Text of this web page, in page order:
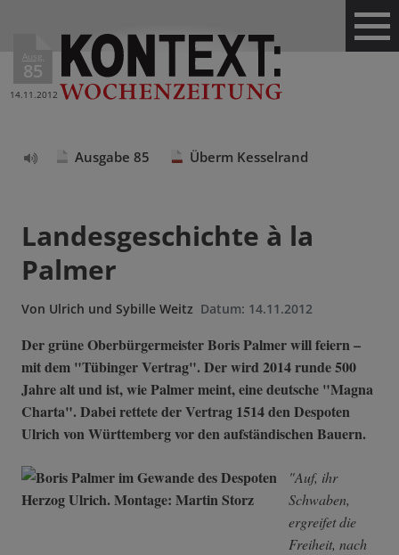
Ausg.
85
14.11.2012
Ausgabe 85 Überm Kesselrand
Landesgeschichte à la
Palmer
Von Ulrich und Sybille Weitz Datum: 14.11.2012
Der grüne Oberbürgermeister Boris Palmer will feiern –
mit dem "Tübinger Vertrag". Der wird 2014 runde 500
Jahre alt und ist, wie Palmer meint, eine deutsche "Magna
Charta". Dabei rettete der Vertrag 1514 den Despoten
Ulrich von Württemberg vor den aufständischen Bauern.
"Auf, ihr
Schwaben,
ergreifet die
Freiheit, nach